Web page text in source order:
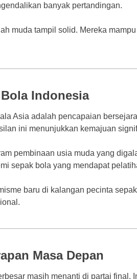
banyak pertandingan.
muda tampil solid. Mereka
Indonesia
Asia adalah pencapaian
ini menunjukkan kemajuan
pembinaan usia muda yang
sepak bola yang mendapat
baru di kalangan pecinta
Masa Depan
masih menanti di partai